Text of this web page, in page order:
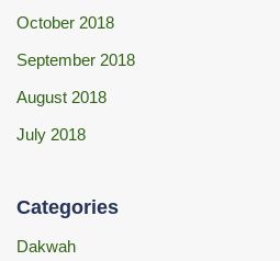
October 2018
September 2018
August 2018
July 2018
Categories
Dakwah